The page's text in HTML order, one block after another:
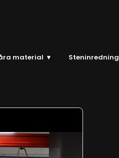
material ▾ Steninredning